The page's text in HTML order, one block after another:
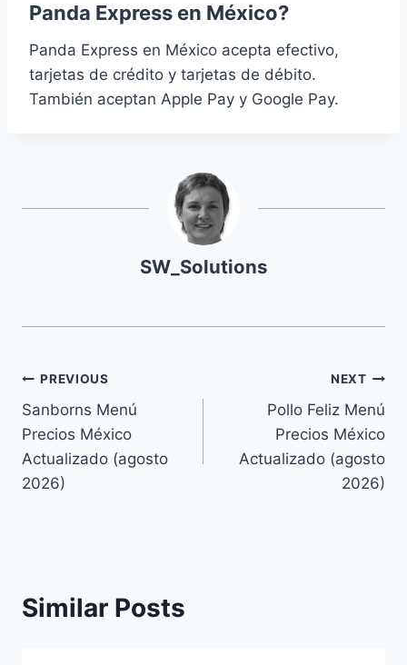
Panda Express en México?
Panda Express en México acepta efectivo,
tarjetas de crédito y tarjetas de débito.
También aceptan Apple Pay y Google Pay.
SW_Solutions
Navegación
de
entradas
PREVIOUS
Sanborns Menú
Precios México
Actualizado (agosto
2026)
NEXT
Pollo Feliz Menú
Precios México
Actualizado (agosto
2026)
Similar Posts